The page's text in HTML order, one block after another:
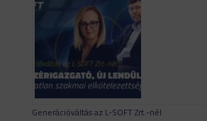
Generációváltás az L-SOFT Zrt.-nél